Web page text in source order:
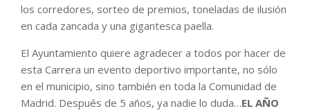
los corredores, sorteo de premios, toneladas de ilusión
en cada zancada y una gigantesca paella.
El Ayuntamiento quiere agradecer a todos por hacer de
esta Carrera un evento deportivo importante, no sólo
en el municipio, sino también en toda la Comunidad de
Madrid. Después de 5 años, ya nadie lo duda…EL AÑO